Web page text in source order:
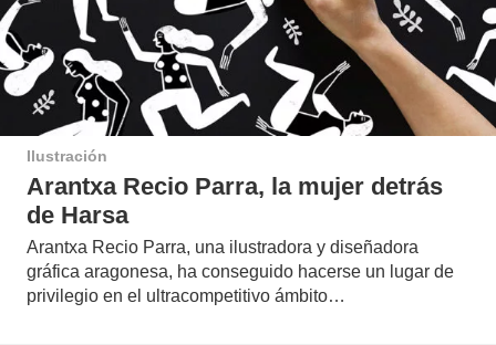
Ilustración
Arantxa Recio Parra, la mujer detrás
de Harsa
Arantxa Recio Parra, una ilustradora y diseñadora
gráfica aragonesa, ha conseguido hacerse un lugar de
privilegio en el ultracompetitivo ámbito…